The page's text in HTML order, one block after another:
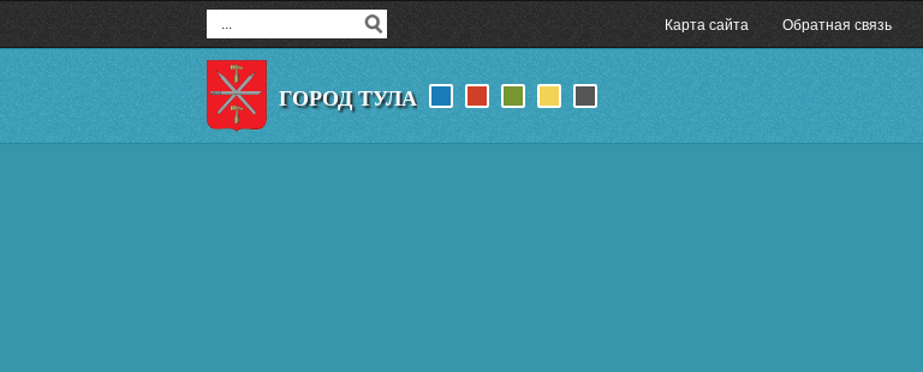
Карта сайта Обратная связь
ГОРОД ТУЛА